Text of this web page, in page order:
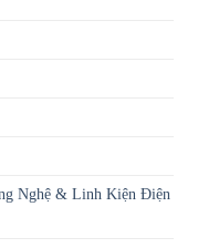
Nghệ & Linh Kiện Điện